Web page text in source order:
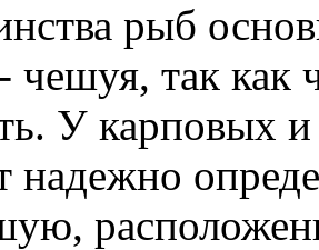
рыб
чешуя, так
У карповых
надежно